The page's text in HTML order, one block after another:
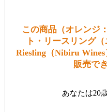
この商品（オレンジ
ト・リースリング
Riesling（Nibiru
販売で
あなたは20